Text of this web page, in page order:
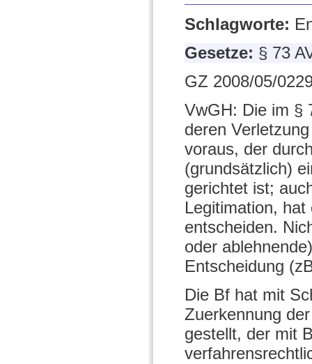
Schlagworte:
Gesetze: § 73
GZ 2008/05/
VwGH: Die im §
deren
voraus, der
(grundsätzlich)
gerichtet ist;
Legitimation,
entscheiden.
oder
Entscheidung
Die Bf hat mit
Zuerkennung
gestellt, der mit